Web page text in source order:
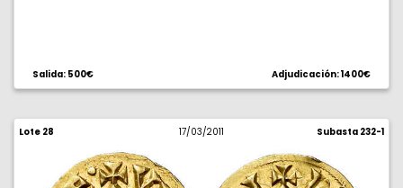
Salida: 500€ Adjudicación: 1400€
Lote 28 17/03/2011 Subasta 232-1